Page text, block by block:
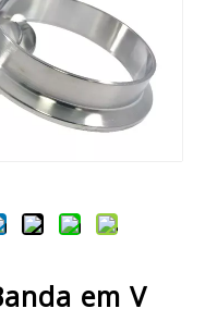
em V